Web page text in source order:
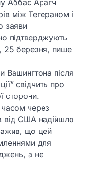
Аббас Арагчі
між Тегераном і
заяви
підтверджують
25 березня, пише
Вашингтона після
свідчить про
сторони.
часом через
від США надійшло
що цей
для
а не